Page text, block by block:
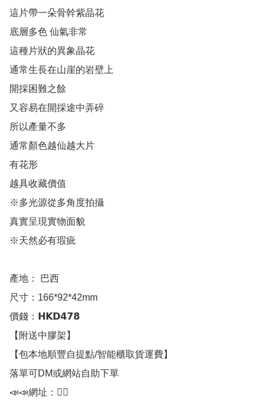
這片帶一朵骨幹紫晶花
底層多色 仙氣非常
這種片狀的異象晶花
通常生長在山崖的岩壁上
開採困難之餘
又容易在開採途中弄碎
所以產量不多
通常顏色越仙越大片
有花形
越具收藏價值
※多光源從多角度拍攝
真實呈現實物面貌
※天然必有瑕疵
產地： 巴西
尺寸：166*92*42mm
價錢：𝗛𝗞𝗗𝟰𝟳𝟴
【附送中膠架】
【包本地順豐自提點/智能櫃取貨運費】
落單可DM或網站自助下單
📣📣網址：👇🏻